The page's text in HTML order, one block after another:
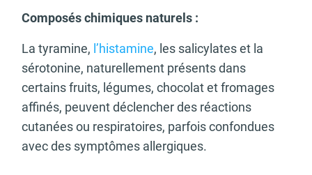
Composés chimiques naturels :
La tyramine, l’histamine, les salicylates et la
sérotonine, naturellement présents dans
certains fruits, légumes, chocolat et fromages
affinés, peuvent déclencher des réactions
cutanées ou respiratoires, parfois confondues
avec des symptômes allergiques.